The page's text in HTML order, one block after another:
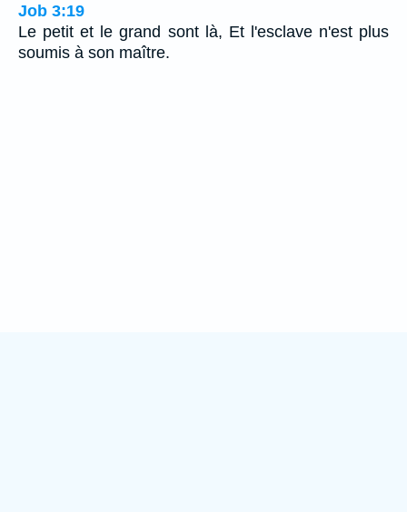
Job 3:19
Le petit et le grand sont là, Et l'esclave n'est plus
soumis à son maître.